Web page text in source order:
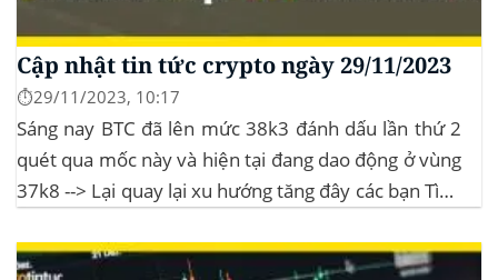
Cập nhật tin tức crypto ngày 29/11/2023
⏱️29/11/2023, 10:17
Sáng nay BTC đã lên mức 38k3 đánh dấu lần thứ 2
quét qua mốc này và hiện tại đang dao động ở vùng
37k8 --> Lại quay lại xu hướng tăng đây các bạn Tình
một nửa Bitcoin làm...